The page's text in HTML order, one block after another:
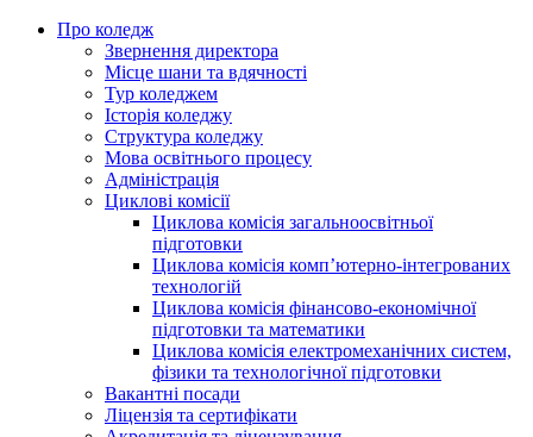
Про коледж
Звернення директора
Місце шани та вдячності
Тур коледжем
Історія коледжу
Структура коледжу
Мова освітнього процесу
Адміністрація
Циклові комісії
Циклова комісія загальноосвітньої
підготовки
Циклова комісія комп’ютерно-інтегрованих
технологій
Циклова комісія фінансово-економічної
підготовки та математики
Циклова комісія електромеханічних систем,
фізики та технологічної підготовки
Вакантні посади
Ліцензія та сертифікати